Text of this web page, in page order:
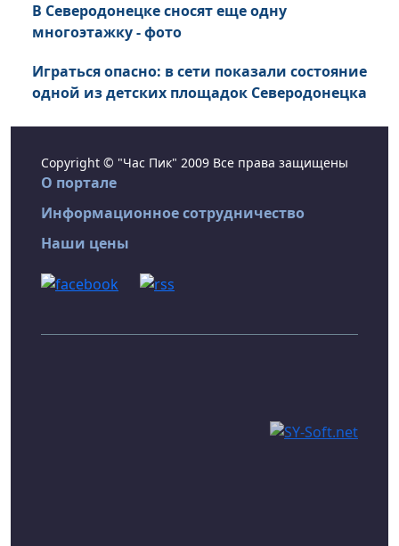
В Северодонецке сносят еще одну
многоэтажку - фото
Играться опасно: в сети показали состояние
одной из детских площадок Северодонецка
Copyright © "Час Пик" 2009 Все права защищены
О портале
Информационное сотрудничество
Наши цены